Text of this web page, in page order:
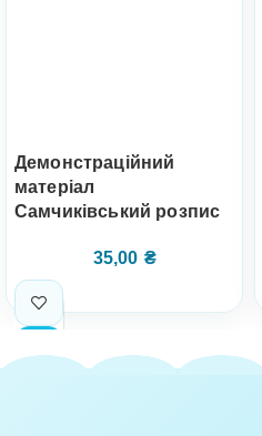
Демонстраційний
матеріал
Самчиківський розпис
35,00 ₴